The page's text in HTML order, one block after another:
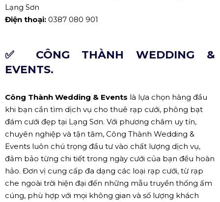
Lạng Sơn
Điện thoại: 0387 080 901
✅ CÔNG THÀNH WEDDING &
EVENTS.
Công Thành Wedding & Events là lựa chọn hàng đầu
khi bạn cần tìm dịch vụ cho thuê rạp cưới, phông bạt
đám cưới đẹp tại Lạng Sơn. Với phương châm uy tín,
chuyên nghiệp và tận tâm, Công Thành Wedding &
Events luôn chú trọng đầu tư vào chất lượng dịch vụ,
đảm bảo từng chi tiết trong ngày cưới của bạn đều hoàn
hảo. Đơn vị cung cấp đa dạng các loại rạp cưới, từ rạp
che ngoài trời hiện đại đến những mẫu truyền thống ấm
cúng, phù hợp với mọi không gian và số lượng khách